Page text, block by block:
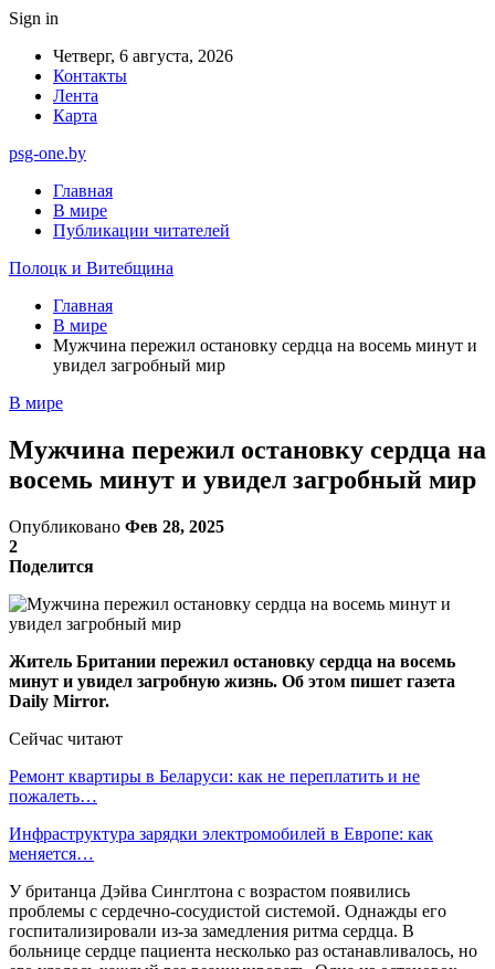
Sign in
Четверг, 6 августа, 2026
Контакты
Лента
Карта
psg-one.by
Главная
В мире
Публикации читателей
Полоцк и Витебщина
Главная
В мире
Мужчина пережил остановку сердца на восемь минут и
увидел загробный мир
В мире
Мужчина пережил остановку сердца на
восемь минут и увидел загробный мир
Опубликовано Фев 28, 2025
2
Поделится
Житель Британии пережил остановку сердца на восемь
минут и увидел загробную жизнь. Об этом пишет газета
Daily Mirror.
Сейчас читают
Ремонт квартиры в Беларуси: как не переплатить и не
пожалеть…
Инфраструктура зарядки электромобилей в Европе: как
меняется…
У британца Дэйва Синглтона с возрастом появились
проблемы с сердечно-сосудистой системой. Однажды его
госпитализировали из-за замедления ритма сердца. В
больнице сердце пациента несколько раз останавливалось, но